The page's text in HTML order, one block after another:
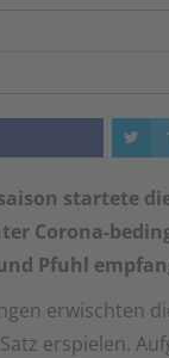
startete
Corona-
Pfuhl
erwischten
erspielen.